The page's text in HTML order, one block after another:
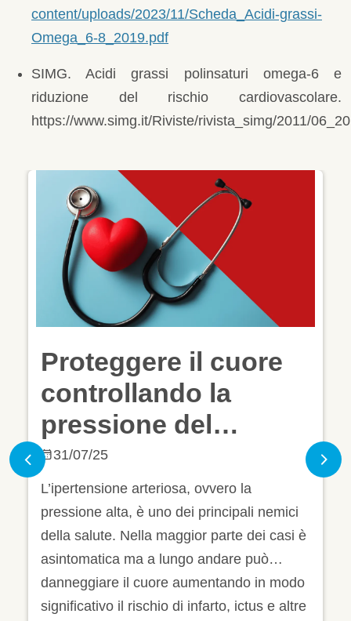
content/uploads/2023/11/Scheda_Acidi-grassi-
Omega_6-8_2019.pdf
SIMG. Acidi grassi polinsaturi omega-6 e
riduzione del rischio cardiovascolare.
https://www.simg.it/Riviste/rivista_simg/2011/
Giornata Mondiale
dell'Ipertensione:
proteggere il cuore
controllando la
pressione del
sangue
14/05/25
La pressione alta è una condizione che
colpisce oltre 16 milioni di italiani.
Nonostante sia così diffusa si può
prevenire e/o trattare con modifiche allo
stile di vita e la terapia farmacologica.
Scopri come prevenire l’ipertensione e
Leggi di più
Previous Next